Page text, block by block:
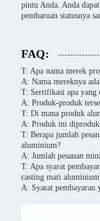
pintu Anda. Anda
pembaruan statusnya
FAQ:
T: Apa nama merek
A: Nama mereknya
T: Sertifikasi apa
A: Produk-produk
T: Di mana produk
A: Produk ini
T: Berapa jumlah
aluminium?
A: Jumlah pesanan
T: Apa syarat
casting mati
A: Syarat pembayaran